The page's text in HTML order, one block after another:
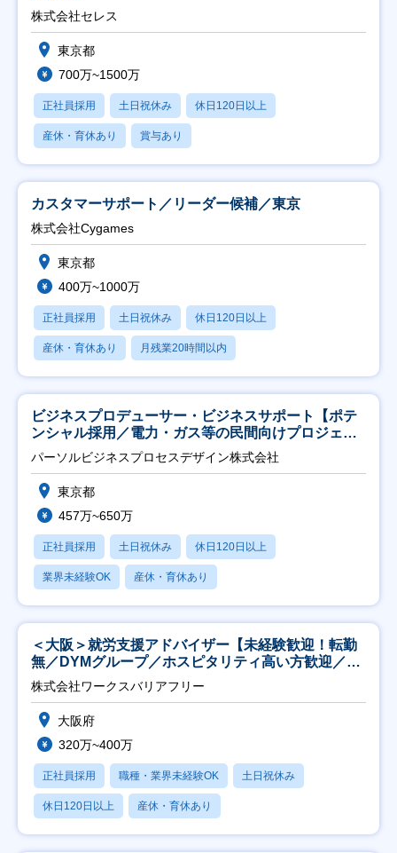
株式会社セレス
東京都
700万~1500万
正社員採用 土日祝休み 休日120日以上
産休・育休あり 賞与あり
カスタマーサポート／リーダー候補／東京
株式会社Cygames
東京都
400万~1000万
正社員採用 土日祝休み 休日120日以上
産休・育休あり 月残業20時間以内
ビジネスプロデューサー・ビジネスサポート【ポテ
ンシャル採用／電力・ガス等の民間向けプロジェク
ト推進】
パーソルビジネスプロセスデザイン株式会社
東京都
457万~650万
正社員採用 土日祝休み 休日120日以上
業界未経験OK 産休・育休あり
＜大阪＞就労支援アドバイザー【未経験歓迎！転勤
無／DYMグループ／ホスピタリティ高い方歓迎／土
日祝】
株式会社ワークスバリアフリー
大阪府
320万~400万
正社員採用 職種・業界未経験OK 土日祝休み
休日120日以上 産休・育休あり